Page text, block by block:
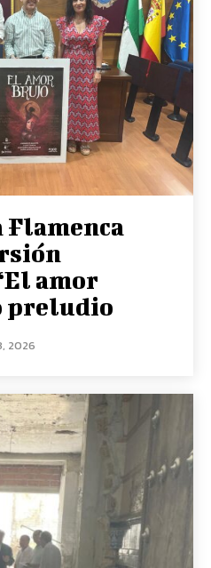
Flamenca
amor
preludio
2026